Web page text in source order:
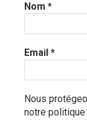
Nom *
Email *
Nous
notre